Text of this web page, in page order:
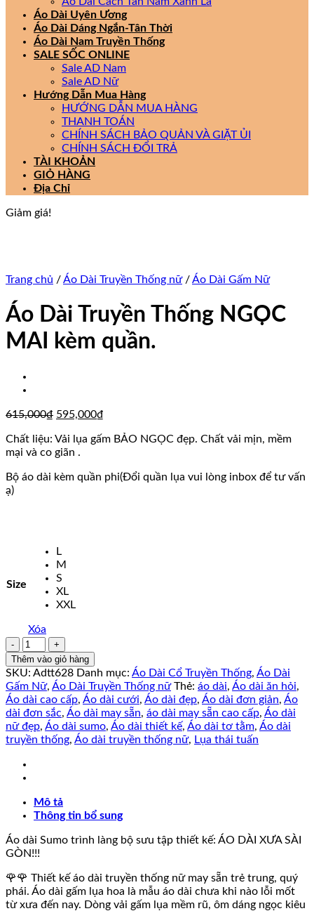
Áo Dài Uyên Ương
Áo Dài Dáng Ngắn-Tân Thời
Áo Dài Nam Truyền Thống
SALE SỐC ONLINE
Sale AD Nam
Sale AD Nữ
Hướng Dẫn Mua Hàng
HƯỚNG DẪN MUA HÀNG
THANH TOÁN
CHÍNH SÁCH BẢO QUẢN VÀ GIẶT ỦI
CHÍNH SÁCH ĐỔI TRẢ
TÀI KHOẢN
GIỎ HÀNG
Địa Chỉ
Giảm giá!
Trang chủ /Áo Dài Truyền Thống nữ /Áo Dài Gấm Nữ
Áo Dài Truyền Thống NGỌC
MAI kèm quần.
615,000₫ Giá
là:
615,000₫.
595,000₫
tại
Chất liệu: Vải lụa gấm BẢO NGỌC đẹp. Chất vải mịn, mềm
mại và co giãn .
Bộ áo dài kèm quần phi(Đổi quần lụa vui lòng inbox để tư vấn
ạ)
Size
L
M
S
XL
XXL
Xóa
Áo
Dài
Truyền
Thống
NGỌC
MAI
kèm
quần.
lượng
Thêm vào giỏ hàng
SKU: Adtt628 Danh mục: Áo Dài Cổ Truyền Thống, Áo Dài
Gấm Nữ, Áo Dài Truyền Thống nữ Thẻ: áo dài, Áo dài ăn hỏi,
Áo dài cao cấp, Áo dài cưới, Áo dài đẹp, Áo dài đơn giản, Áo
dài đơn sắc, Áo dài may sẵn, áo dài may sẵn cao cấp, Áo dài
nữ đẹp, Áo dài sumo, Áo dài thiết kế, Áo dài tơ tằm, Áo dài
truyền thống, Áo dài truyền thống nữ, Lụa thái tuấn
Mô tả
Thông tin bổ sung
Áo dài Sumo trình làng bộ sưu tập thiết kế: ÁO DÀI XƯA SÀI
GÒN!!!
🌹🌹 Thiết kế áo dài truyền thống nữ may sẵn trẻ trung, quý
phái. Áo dài gấm lụa hoa là mẫu áo dài chưa khi nào lỗi mốt
từ xưa đến nay. Dòng vải gấm lụa mềm rũ, ôm dáng ngọc kiêu